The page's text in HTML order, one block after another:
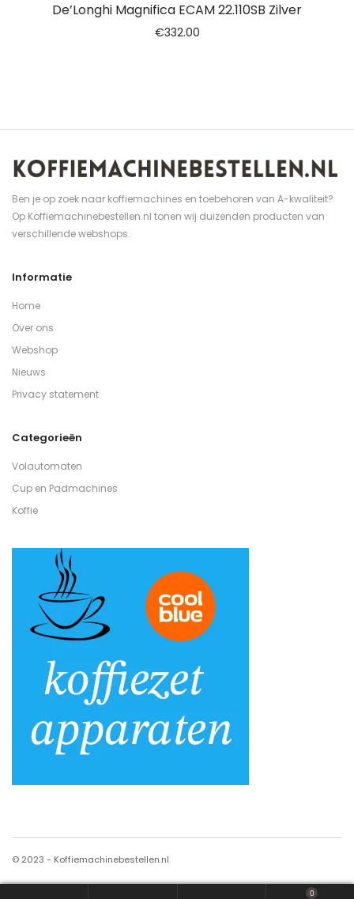
De’Longhi Magnifica ECAM 22.110SB Zilver
€332.00
Ben je op zoek naar koffiemachines en toebehoren van A-kwaliteit?
Op Koffiemachinebestellen.nl tonen wij duizenden producten van
verschillende webshops.
Informatie
Home
Over ons
Webshop
Nieuws
Privacy statement
Categorieën
Volautomaten
Cup en Padmachines
Koffie
© 2023 - Koffiemachinebestellen.nl
0